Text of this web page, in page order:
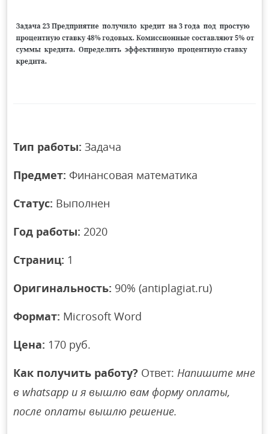
Тип работы: Задача
Предмет: Финансовая математика
Статус: Выполнен
Год работы: 2020
Страниц: 1
Оригинальность: 90% (antiplagiat.ru)
Формат: Microsoft Word
Цена: 170 руб.
Как получить работу? Ответ: Напишите мне
в whatsapp и я вышлю вам форму оплаты,
после оплаты вышлю решение.